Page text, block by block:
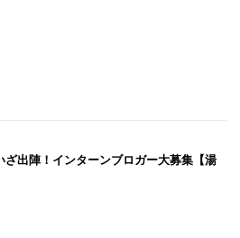
出陣！インターンブロガー大募集【湯